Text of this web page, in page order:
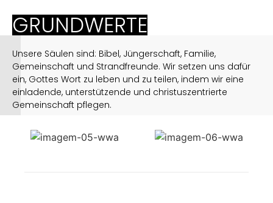
GRUNDWERTE
Unsere Säulen sind: Bibel, Jüngerschaft, Familie,
Gemeinschaft und Strandfreunde. Wir setzen uns dafür
ein, Gottes Wort zu leben und zu teilen, indem wir eine
einladende, unterstützende und christuszentrierte
Gemeinschaft pflegen.